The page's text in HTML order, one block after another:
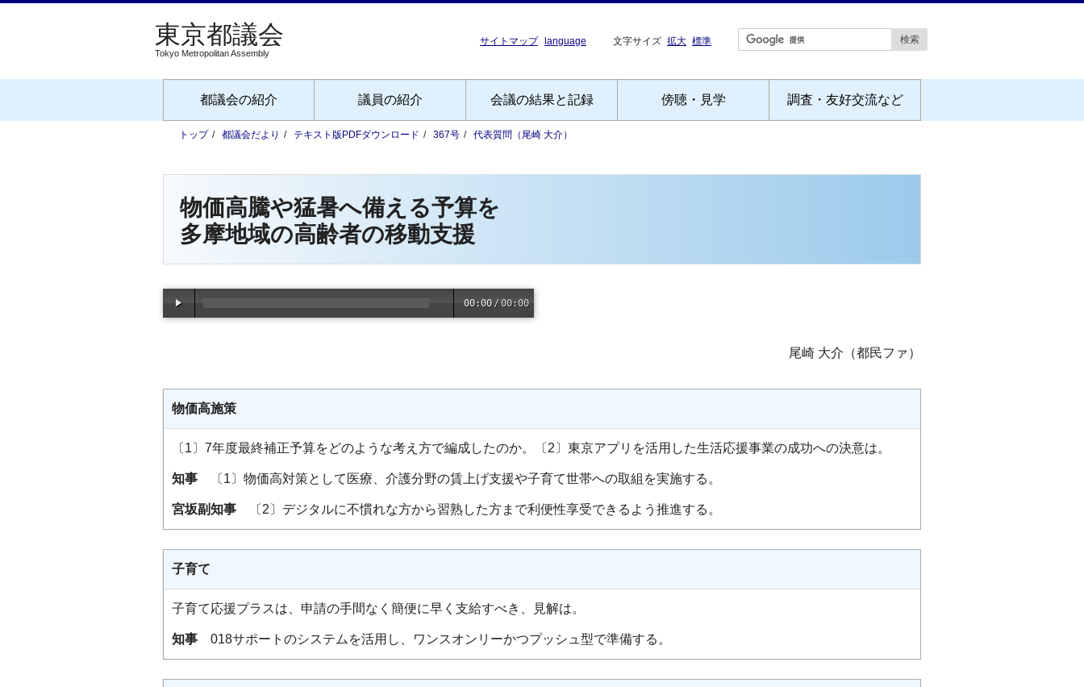
Tokyo Metropolitan Assembly
サイトマップ language 文字サイズ 拡大 標準
都議会の紹介 議員の紹介 会議の結果と記録 傍聴・見学 調査・友好交流など
トップ 都議会だより テキスト版PDFダウンロード 367号 代表質問（尾崎 大介）
物価高騰や猛暑へ備える予算を
多摩地域の高齢者の移動支援
00:00 /00:00
尾崎 大介（都民ファ）
物価高施策
〔1〕7年度最終補正予算をどのような考え方で編成したのか。〔2〕東京アプリを活用した生活応援事業の成功への決意は。
知事 〔1〕物価高対策として医療、介護分野の賃上げ支援や子育て世帯への取組を実施する。
宮坂副知事 〔2〕デジタルに不慣れな方から習熟した方まで利便性享受できるよう推進する。
子育て
子育て応援プラスは、申請の手間なく簡便に早く支給すべき、見解は。
知事 018サポートのシステムを活用し、ワンスオンリーかつプッシュ型で準備する。